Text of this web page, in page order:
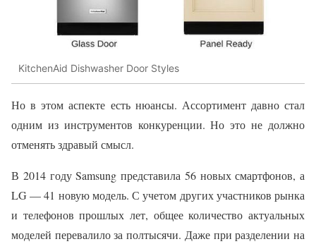
KitchenAid Dishwasher Door Styles
Но в этом аспекте есть нюансы. Ассортимент давно стал
одним из инструментов конкуренции. Но это не должно
отменять здравый смысл.
В 2014 году Samsung представила 56 новых смартфонов, а
LG — 41 новую модель. С учетом других участников рынка
и телефонов прошлых лет, общее количество актуальных
моделей перевалило за полтысячи. Даже при разделении на